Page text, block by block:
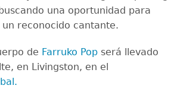
una oportunidad para
reconocido cantante.
de Farruko Pop será llevado
en Livingston, en el